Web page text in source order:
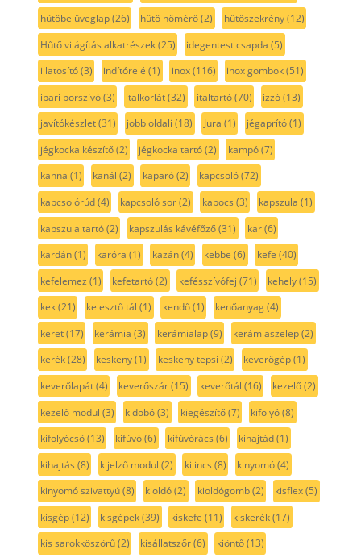
hűtőbe üveglap(26) hűtő hőmérő(2) hűtőszekrény(12)
Hűtő világítás alkatrészek(25) idegentest csapda (5)
illatosító(3) indítórelé (1) inox(116) inox gombok(51)
ipari porszívó(3) italkorlát(32) italtartó(70) izzó(13)
javítókészlet(31) jobb oldali (18) Jura (1) jégaprító(1)
jégkocka készítő(2) jégkocka tartó(2) kampó(7)
kanna (1) kanál (2) kaparó(2) kapcsoló(72)
kapcsolórúd(4) kapcsoló sor(2) kapocs (3) kapszula (1)
kapszula tartó(2) kapszulás kávéfőző(31) kar(6)
kardán(1) karóra (1) kazán(4) kebbe (6) kefe (40)
kefelemez (1) kefetartó(2) kefésszívófej (71) kehely(15)
kek(21) kelesztő tál (1) kendő(1) kenőanyag(4)
keret(17) kerámia (3) kerámialap(9) kerámiaszelep(2)
kerék(28) keskeny(1) keskeny tepsi (2) keverőgép(1)
keverőlapát(4) keverőszár(15) keverőtál (16) kezelő(2)
kezelő modul (3) kidobó(3) kiegészítő(7) kifolyó(8)
kifolyócső(13) kifúvó(6) kifúvórács (6) kihajtád(1)
kihajtás (8) kijelző modul (2) kilincs (8) kinyomó(4)
kinyomó szivattyú(8) kioldó(2) kioldógomb(2) kisflex(5)
kisgép(12) kisgépek(39) kiskefe (11) kiskerék(17)
kis sarokköszörű(2) kisállatszőr(6) kiöntő(13)